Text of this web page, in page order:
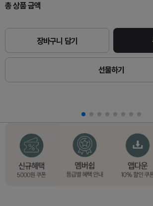
총 상품 금액
장바구니 담기
선물하기